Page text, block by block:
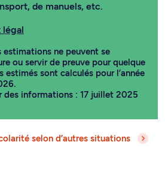
de manuels, etc.
légal
estimations ne peuvent se
ou servir de preuve pour quelque
sont calculés pour l’année
des informations : 17 juillet 2025
selon d’autres situations